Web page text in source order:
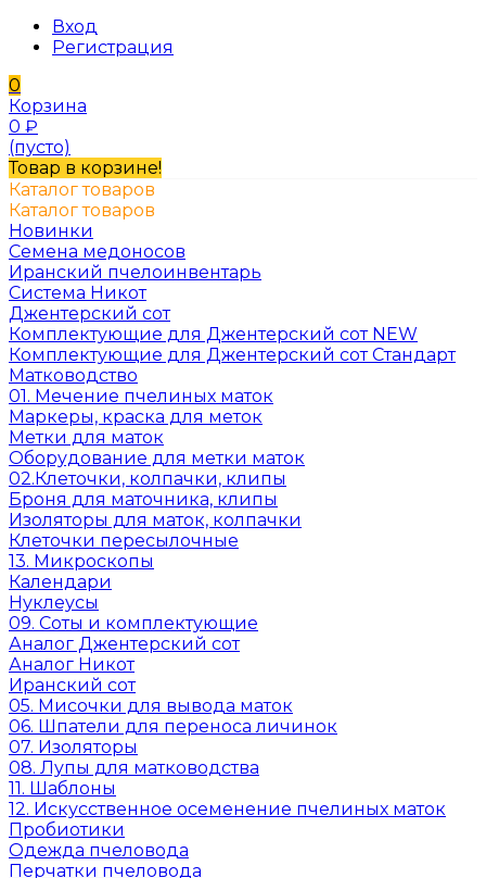
Вход
Регистрация
0
Корзина
0 ₽
(пусто)
Товар в корзине!
Каталог товаров
Каталог товаров
Новинки
Семена медоносов
Иранский пчелоинвентарь
Система Никот
Джентерский сот
Комплектующие для Джентерский сот NEW
Комплектующие для Джентерский сот Стандарт
Матководство
01. Мечение пчелиных маток
Маркеры, краска для меток
Метки для маток
Оборудование для метки маток
02.Клеточки, колпачки, клипы
Броня для маточника, клипы
Изоляторы для маток, колпачки
Клеточки пересылочные
13. Микроскопы
Календари
Нуклеусы
09. Соты и комплектующие
Аналог Джентерский сот
Аналог Никот
Иранский сот
05. Мисочки для вывода маток
06. Шпатели для переноса личинок
07. Изоляторы
08. Лупы для матководства
11. Шаблоны
12. Искусственное осеменение пчелиных маток
Пробиотики
Одежда пчеловода
Перчатки пчеловода